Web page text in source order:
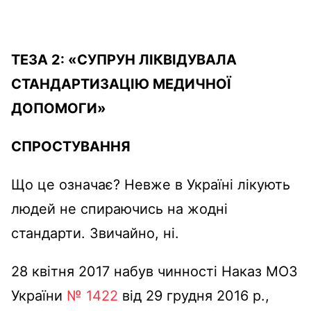
ТЕЗА 2: «СУПРУН ЛІКВІДУВАЛА
СТАНДАРТИЗАЦІЮ МЕДИЧНОЇ
ДОПОМОГИ»
СПРОСТУВАННЯ
Що це означає? Невже в Україні лікують
людей не спираючись на жодні
стандарти. Звичайно, ні.
28 квітня 2017 набув чинності Наказ МОЗ
України № 1422 від 29 грудня 2016 р.,